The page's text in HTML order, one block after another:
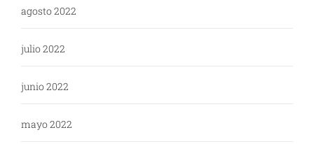
agosto 2022
julio 2022
junio 2022
mayo 2022